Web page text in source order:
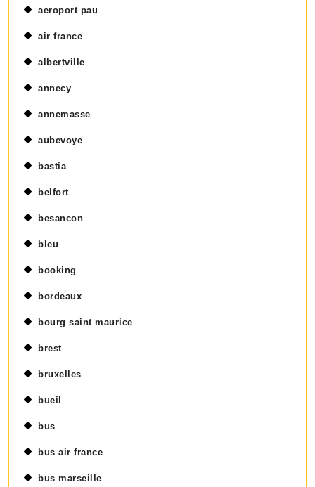
aeroport pau
air france
albertville
annecy
annemasse
aubevoye
bastia
belfort
besancon
bleu
booking
bordeaux
bourg saint maurice
brest
bruxelles
bueil
bus
bus air france
bus marseille